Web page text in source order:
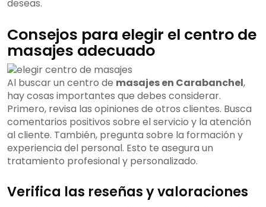
deseas.
Consejos para elegir el centro de
masajes adecuado
Al buscar un centro de masajes en Carabanchel,
hay cosas importantes que debes considerar.
Primero, revisa las opiniones de otros clientes. Busca
comentarios positivos sobre el servicio y la atención
al cliente. También, pregunta sobre la formación y
experiencia del personal. Esto te asegura un
tratamiento profesional y personalizado.
Verifica las reseñas y valoraciones